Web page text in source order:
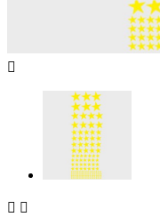

 